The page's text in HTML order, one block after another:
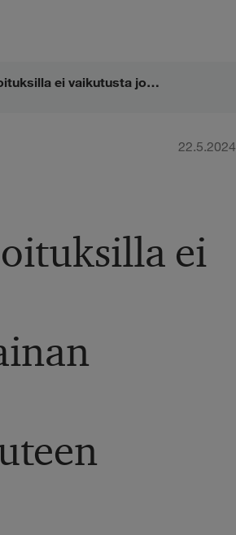
KHO: Korkovähennysrajoituksilla ei vaikutusta joukkovelkakirjalainan järjestelypalkkion vähennyskelpoisuuteen verotuksessa
22.5.2024
ei